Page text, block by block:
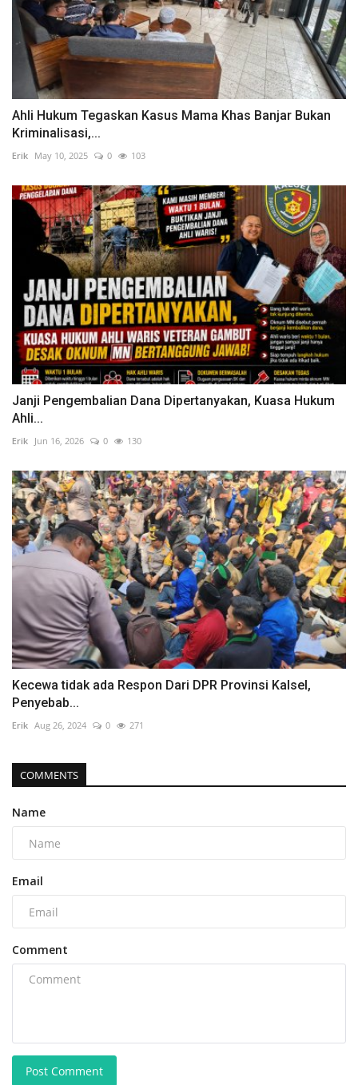
Ahli Hukum Tegaskan Kasus Mama Khas Banjar Bukan
Kriminalisasi,...
Erik May 10, 2025 0 103
Janji Pengembalian Dana Dipertanyakan, Kuasa Hukum
Ahli...
Erik Jun 16, 2026 0 130
Kecewa tidak ada Respon Dari DPR Provinsi Kalsel,
Penyebab...
Erik Aug 26, 2024 0 271
COMMENTS
Name
Email
Comment
Post Comment